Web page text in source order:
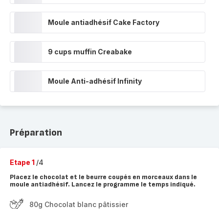
Moule antiadhésif Cake Factory
9 cups muffin Creabake
Moule Anti-adhésif Infinity
Préparation
Etape 1 /4
Placez le chocolat et le beurre coupés en morceaux dans le
moule antiadhésif. Lancez le programme le temps indiqué.
80g Chocolat blanc pâtissier